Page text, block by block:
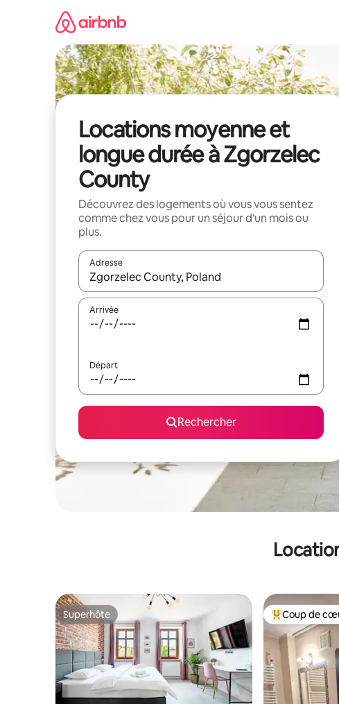
Locations moyenne et
longue durée à Zgorzelec
County
Découvrez des logements où vous vous sentez
comme chez vous pour un séjour d'un mois ou
plus.
Adresse
Lorsque les résultats s'affichent, utilisez les flèches
Arrivée
Départ
Rechercher
Superhôte
Superhôte Coups de
Coup de